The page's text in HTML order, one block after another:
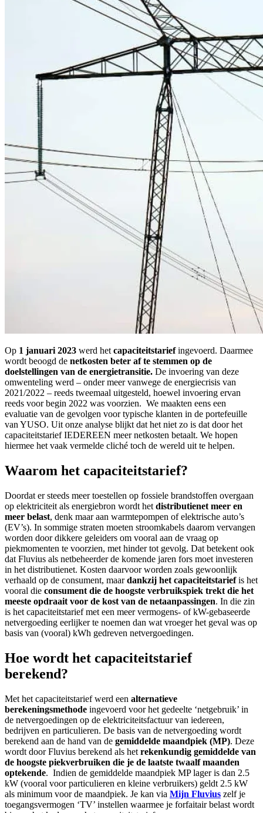
Op 1 januari 2023 werd het capaciteitstariefingevoerd. Daarmee
wordt beoogd de netkosten beter af te stemmen op de
doelstellingen van de energietransitie. De invoering van deze
omwenteling werd – onder meer vanwege de energiecrisis van
2021/2022 – reeds tweemaal uitgesteld, hoewel invoering ervan
reeds voor begin 2022 was voorzien. We maakten eens een
evaluatie van de gevolgen voor typische klanten in de portefeuille
van YUSO. Uit onze analyse blijkt dat het niet zo is dat door het
capaciteitstarief IEDEREEN meer netkosten betaalt. We hopen
hiermee het vaak vermelde cliché toch de wereld uit te helpen.
Waarom het capaciteitstarief?
Doordat er steeds meer toestellen op fossiele brandstoffen overgaan
op elektriciteit als energiebron wordt het distributienet meer en
meer belast, denk maar aan warmtepompen of elektrische auto’s
(EV’s). In sommige straten moeten stroomkabels daarom vervangen
worden door dikkere geleiders om vooral aan de vraag op
piekmomenten te voorzien, met hinder tot gevolg. Dat betekent ook
dat Fluvius als netbeheerder de komende jaren fors moet investeren
in het distributienet. Kosten daarvoor worden zoals gewoonlijk
verhaald op de consument, maardankzij het capaciteitstariefis het
vooral die consument die de hoogste verbruikspiek trekt die het
meeste opdraait voor de kost van de netaanpassingen. In die zin
is het capaciteitstarief met een meer vermogens- of kW-gebaseerde
netvergoeding eerlijker te noemen dan wat vroeger het geval was op
basis van (vooral) kWh gedreven netvergoedingen.
Hoe wordt het capaciteitstarief
berekend?
Met het capaciteitstarief werd een alternatieve
berekeningsmethode ingevoerd voor het gedeelte ‘netgebruik’ in
de netvergoedingen op de elektriciteitsfactuur van iedereen,
bedrijven en particulieren. De basis van de netvergoeding wordt
berekend aan de hand van de gemiddelde maandpiek (MP). Deze
wordt door Fluvius berekend als het rekenkundig gemiddelde van
de hoogste piekverbruiken die je de laatste twaalf maanden
optekende. Indien de gemiddelde maandpiek MP lager is dan 2.5
kW (vooral voor particulieren en kleine verbruikers) geldt 2.5 kW
als minimum voor de maandpiek. Je kan via Mijn Fluvius zelf je
toegangsvermogen ‘TV’ instellen waarmee je forfaitair belast wordt